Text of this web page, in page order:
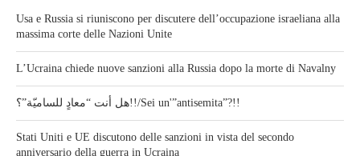
Usa e Russia si riuniscono per discutere dell’occupazione israeliana alla
massima corte delle Nazioni Unite
L’Ucraina chiede nuove sanzioni alla Russia dopo la morte di Navalny
هل أنت “معادٍ للساميّة”؟!!/Sei un'”antisemita”?!!
Stati Uniti e UE discutono delle sanzioni in vista del secondo
anniversario della guerra in Ucraina